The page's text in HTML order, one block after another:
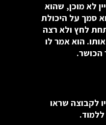
לא מוכן, שהוא
סמך על היכולת
לחץ ולא רצה
הוא אמר לו
לקבוצה שראו